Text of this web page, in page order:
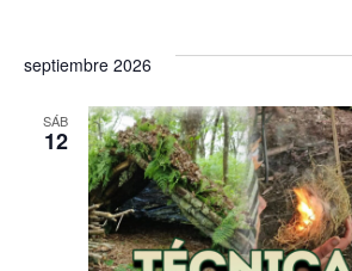
septiembre 2026
SÁB
12